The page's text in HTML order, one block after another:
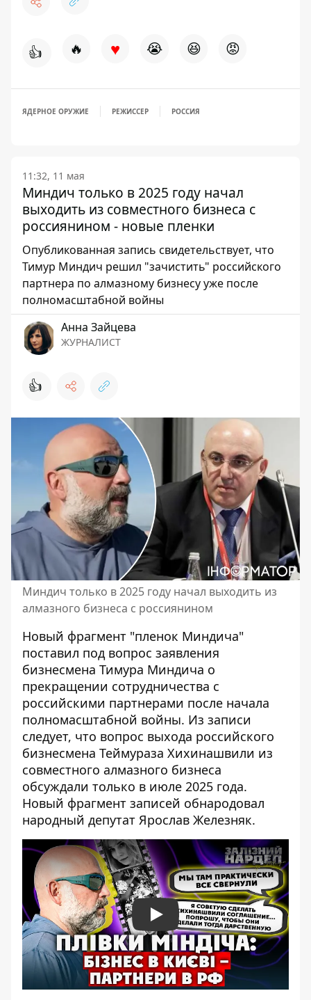
👍 🔥 ♥ 😭 😆 😡
ЯДЕРНОЕ ОРУЖИЕ РЕЖИССЕР РОССИЯ
11:32, 11 мая
Миндич только в 2025 году начал
выходить из совместного бизнеса с
россиянином - новые пленки
Опубликованная запись свидетельствует, что
Тимур Миндич решил "зачистить" российского
партнера по алмазному бизнесу уже после
полномасштабной войны
Анна Зайцева
ЖУРНАЛИСТ
👍
Миндич только в 2025 году начал выходить из
алмазного бизнеса с россиянином
Новый фрагмент "пленок Миндича"
поставил под вопрос заявления
бизнесмена Тимура Миндича о
прекращении сотрудничества с
российскими партнерами после начала
полномасштабной войны. Из записи
следует, что вопрос выхода российского
бизнесмена Теймураза Хихинашвили из
совместного алмазного бизнеса
обсуждали только в июле 2025 года.
Новый фрагмент записей обнародовал
народный депутат Ярослав Железняк.
Play